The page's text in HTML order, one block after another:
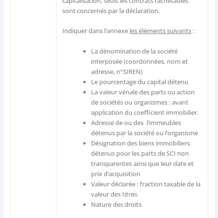
sont concernés par la déclaration.
Indiquer dans l’annexe les éléments suivants :
La dénomination de la société
interposée (coordonnées, nom et
adresse, n°SIREN)
Le pourcentage du capital détenu
La valeur vénale des parts ou action
de sociétés ou organismes : avant
application du coefficient immobilier.
Adresse de ou des l’immeubles
détenus par la société ou l’organisme
Désignation des biens immobiliers
détenus pour les parts de SCI non
transparentes ainsi que leur date et
prix d’acquisition
Valeur déclarée : fraction taxable de la
valeur des titres
Nature des droits